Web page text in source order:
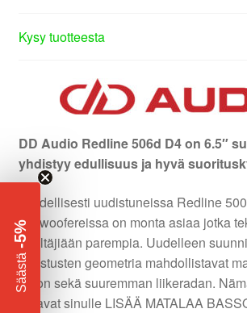
Kysy tuotteesta
DD Audio Redline 506d D4 on 6.5″
yhdistyy edullisuus ja hyvä
Täydellisesti uudistuneissa Redline
subwoofereissa on monta asiaa jotka
edeltäjiään parempia. Uudelleen
ripustusten geometria mahdollistavat
arvon sekä suuremman liikeradan.
antavat sinulle LISÄÄ MATALAA
Säästä
-5%